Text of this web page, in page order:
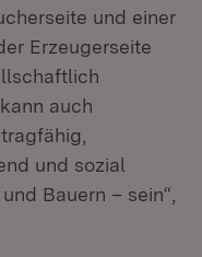
und einer
Erzeugerseite
auch
und sozial
Bauern – sein“,